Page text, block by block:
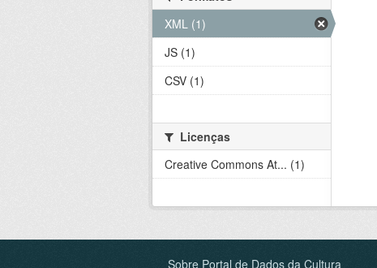
XML (1)
JS (1)
CSV (1)
Licenças
Creative Commons At... (1)
Sobre Portal de Dados da Cultura